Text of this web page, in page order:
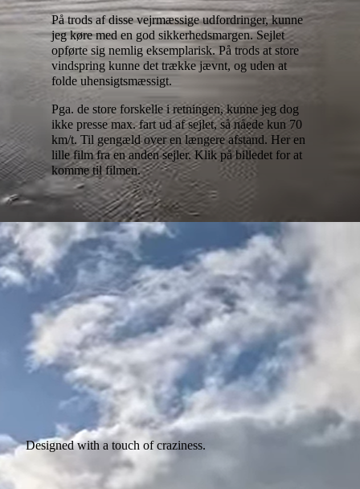
På trods af disse vejrmæssige udfordringer, kunne
jeg køre med en god sikkerhedsmargen. Sejlet
opførte sig nemlig eksemplarisk. På trods at store
vindspring kunne det trække jævnt, og uden at
folde uhensigtsmæssigt.
Pga. de store forskelle i retningen, kunne jeg dog
ikke presse max. fart ud af sejlet, så nåede kun 70
km/t. Til gengæld over en længere afstand. Her en
lille film fra en anden sejler. Klik på billedet for at
komme til filmen.
Designed with a touch of craziness.